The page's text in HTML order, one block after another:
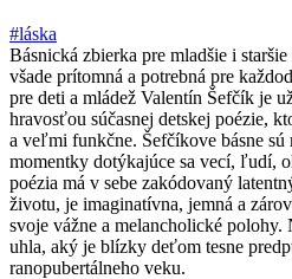
#láska
Básnická zbierka pre mladšie i
všade prítomná a potrebná pre
pre deti a mládež Valentín Šefčík je
hravosťou súčasnej detskej poézie,
a veľmi funkčne. Šefčíkove básne
momentky dotýkajúce sa vecí, ľudí,
poézia má v sebe zakódovaný
životu, je imaginatívna, jemná a
svoje vážne a melancholické polohy.
uhla, aký je blízky deťom tesne
ranopubertálneho veku.